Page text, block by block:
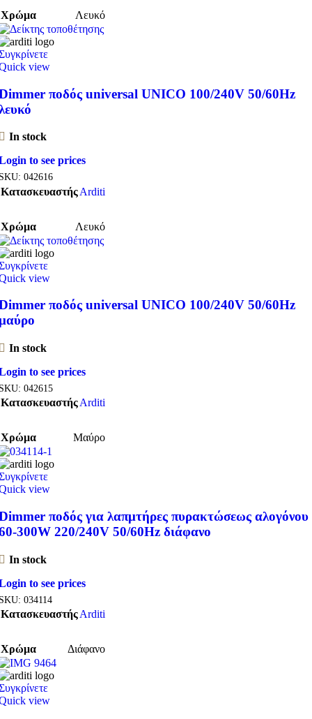
Χρώμα Λευκό
view
ποδός universal UNICO 100/240V 50/60Hz
In stock
to see prices
042616
ΚατασκευαστήςArditi
Χρώμα Λευκό
view
ποδός universal UNICO 100/240V 50/60Hz
In stock
to see prices
042615
ΚατασκευαστήςArditi
Χρώμα Μαύρο
view
ποδός για λαπμτήρες πυρακτώσεως αλογόνου
300W 220/240V 50/60Hz διάφανο
In stock
to see prices
034114
ΚατασκευαστήςArditi
Χρώμα Διάφανο
view